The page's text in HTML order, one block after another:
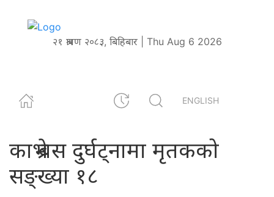
२१ श्रावण २०८३, बिहिबार | Thu Aug 6 2026
ENGLISH
काभ्रे बस दुर्घट्नामा मृतकको
सङ्ख्या १८